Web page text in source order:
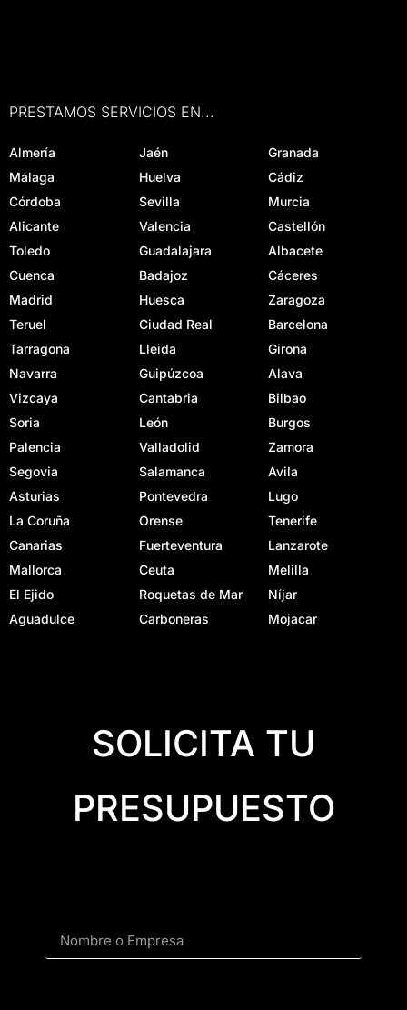
PRESTAMOS SERVICIOS EN...
Almería Jaén
Granada
Málaga
Huelva
Cádiz
Córdoba
Sevilla
Murcia
Alicante
Valencia
Castellón
Toledo
Guadalajara
Albacete
Cuenca
Badajoz
Cáceres
Madrid
Huesca
Zaragoza
Teruel
Ciudad Real
Barcelona
Tarragona
Lleida
Girona
Navarra
Guipúzcoa
Alava
Vizcaya
Cantabria
Bilbao
Soria
León
Burgos
Palencia
Valladolid
Zamora
Segovia
Salamanca
Avila
Asturias
Pontevedra
Lugo
La Coruña
Orense
Tenerife
Canarias
Fuerteventura
Lanzarote
Mallorca
Ceuta
Melilla
El Ejido
Roquetas de Mar
Níjar
Aguadulce
Carboneras Mojacar
SOLICITA TU
PRESUPUESTO